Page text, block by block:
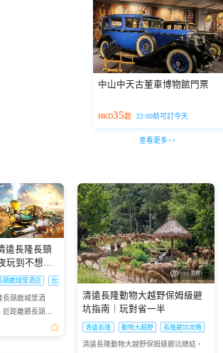
中山中天古董車博物館門票
HKD35起 22:00前可訂今天
查看更多>>
遠長隆長頸
玩到不想走
頸鹿城堡酒店 台灣遊客大陸遊
長頸鹿城堡酒
近距離餵長頸
瀏覽1
清遠長隆動物大越野保姆級避
坑指南｜玩對省一半
清遠長隆 動物大越野 長隆避坑攻略
清遠長隆動物大越野保姆級避坑總結，